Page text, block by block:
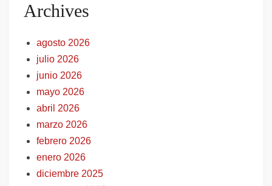
Archives
agosto 2026
julio 2026
junio 2026
mayo 2026
abril 2026
marzo 2026
febrero 2026
enero 2026
diciembre 2025